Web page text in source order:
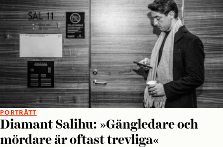
PORTRÄTT
Diamant Salihu: »Gängledare och
mördare är oftast trevliga«